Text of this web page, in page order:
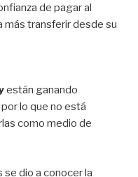
de pagar al
más transferir desde su
están ganando
lo que no está
como medio de
se dio a conocer la